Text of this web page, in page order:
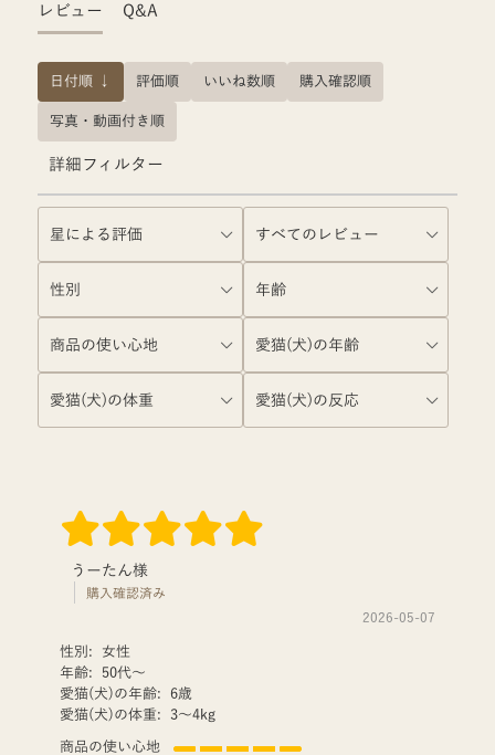
レビュー Q&A
詳細フィルター
日付順 ↓ 評価順 いいね数順 購入確認順
写真・動画付き順
うーたん様
購入確認済み
2026-05-07
性別:
女性
年齢:
50代〜
愛猫(犬)の年齢:
6歳
愛猫(犬)の体重:
3〜4kg
商品の使い心地